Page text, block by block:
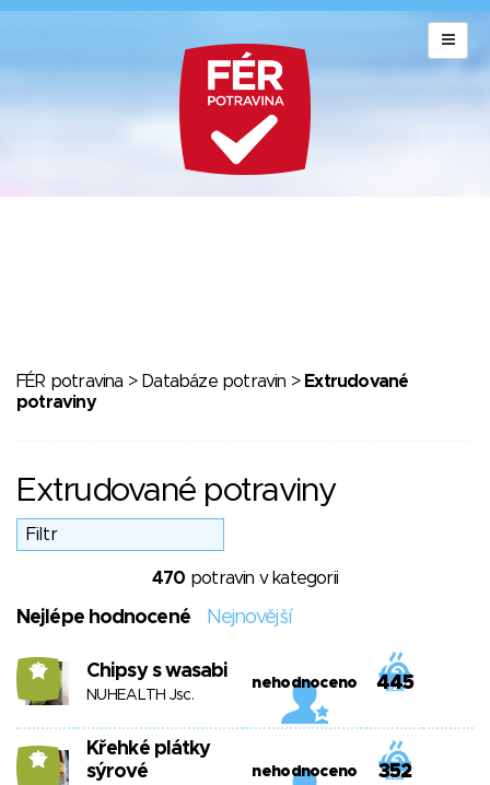
FÉR potravina > Databáze potravin > Extrudované
potraviny
Extrudované potraviny
470 potravin v kategorii
Nejlépe hodnocené Nejnovější
13 Chipsy s wasabi
NUHEALTH Jsc.
nehodnoceno 445
13
Křehké plátky
sýrové
nehodnoceno 352